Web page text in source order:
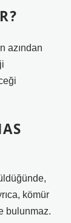
azından
kömür
bulunmaz.